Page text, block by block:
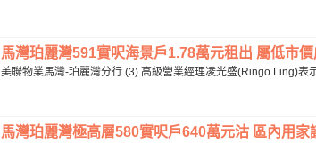
馬灣珀麗灣591實呎海景戶1.78萬元租出 屬低市
美聯物業馬灣-珀麗灣分行 (3) 高級營業經理凌光盛(Ringo Ling)
馬灣珀麗灣極高層580實呎戶640萬元沽 區內用